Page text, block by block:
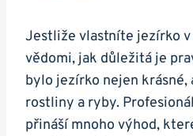
Jestliže vlastníte jezírko
⁢vědomi, jak důležitá je
bylo⁤ jezírko nejen krásné,
rostliny a ryby.
přináší mnoho výhod,